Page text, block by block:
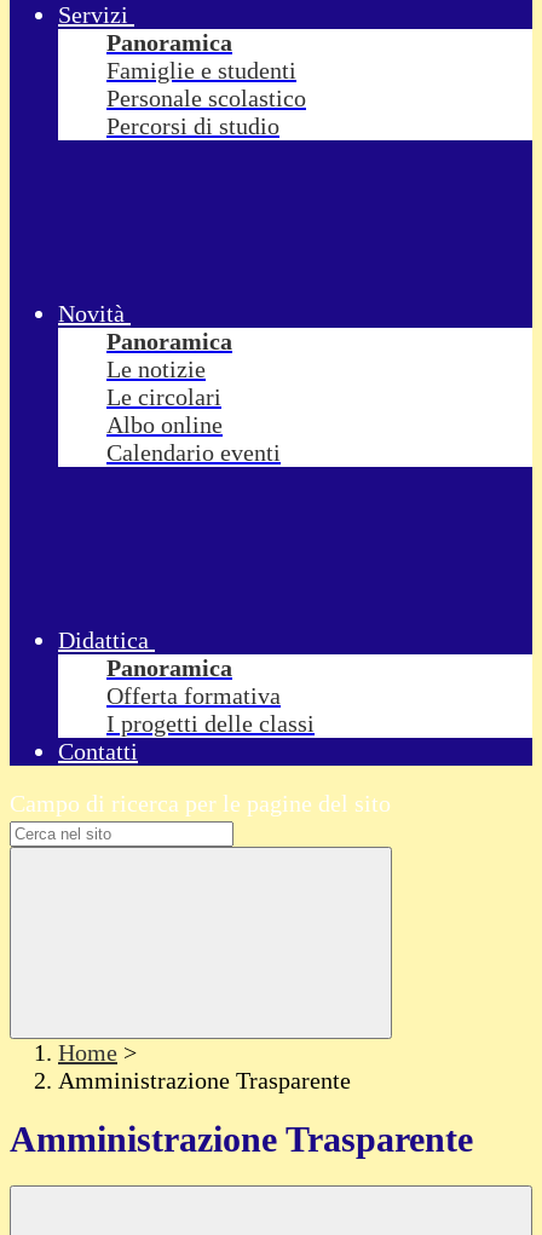
Servizi
Panoramica
Famiglie e studenti
Personale scolastico
Percorsi di studio
Novità
Panoramica
Le notizie
Le circolari
Albo online
Calendario eventi
Didattica
Panoramica
Offerta formativa
I progetti delle classi
Contatti
Campo di ricerca per le pagine del sito
Home >
Amministrazione Trasparente
Amministrazione Trasparente